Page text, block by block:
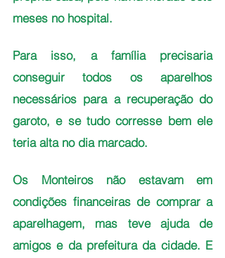
meses no hospital.
Para isso, a família precisaria
conseguir todos os aparelhos
necessários para a recuperação do
garoto, e se tudo corresse bem ele
teria alta no dia marcado.
Os Monteiros não estavam em
condições financeiras de comprar a
aparelhagem, mas teve ajuda de
amigos e da prefeitura da cidade. E